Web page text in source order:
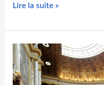
A
a
s
e
Lire la suite »